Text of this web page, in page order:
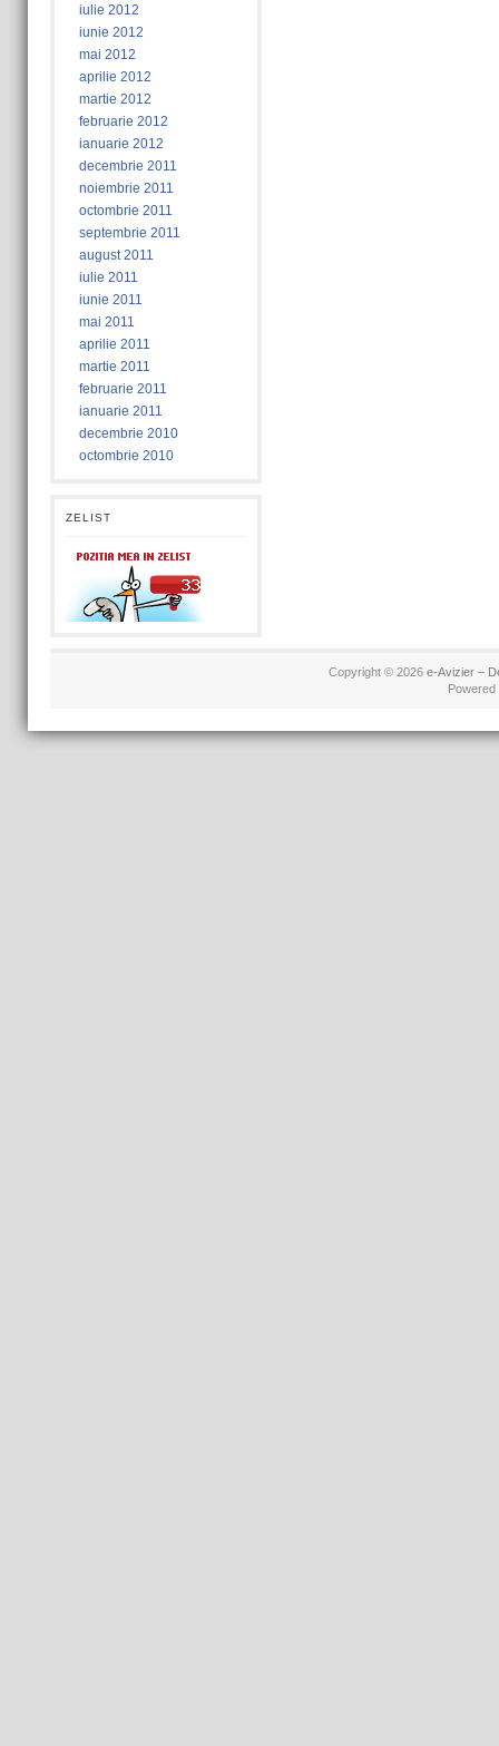
iulie 2012
iunie 2012
mai 2012
aprilie 2012
martie 2012
februarie 2012
ianuarie 2012
decembrie 2011
noiembrie 2011
octombrie 2011
septembrie 2011
august 2011
iulie 2011
iunie 2011
mai 2011
aprilie 2011
martie 2011
februarie 2011
ianuarie 2011
decembrie 2010
octombrie 2010
ZELIST
Copyright © 2026 e-Avizier –